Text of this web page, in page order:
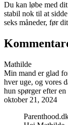
Du kan løbe med
stabil nok til at
seks måneder, før
Mathilde
Min mand er glad
hver uge, og vores
hun spørger efter
oktober 21, 2024